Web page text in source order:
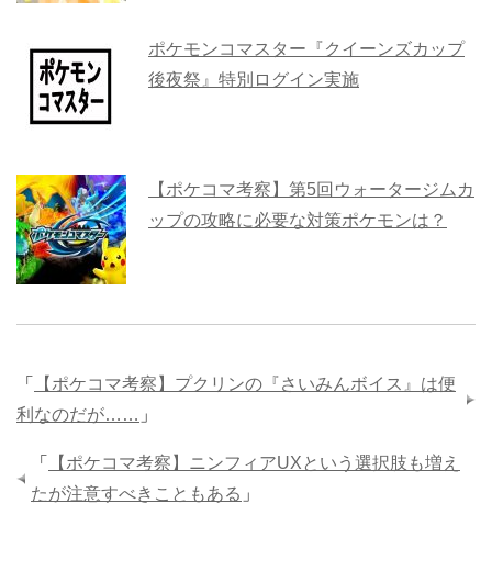
ポケモンコマスター『クイーンズカップ
後夜祭』特別ログイン実施
【ポケコマ考察】第5回ウォータージムカ
ップの攻略に必要な対策ポケモンは？
「
【ポケコマ考察】プクリンの『さいみんボイス』は便
利なのだが…… 」
「
【ポケコマ考察】ニンフィアUXという選択肢も増え
たが注意すべきこともある 」